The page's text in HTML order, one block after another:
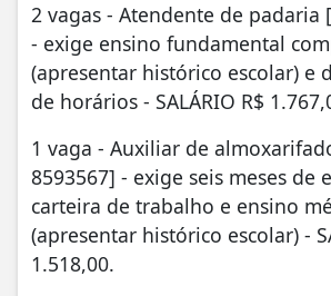
2 vagas - Atendente de padaria
- exige ensino fundamental
(apresentar histórico escolar) e
de horários - SALÁRIO R$
1 vaga - Auxiliar de
8593567] - exige seis meses de
carteira de trabalho e ensino
(apresentar histórico escolar) -
1.518,00.